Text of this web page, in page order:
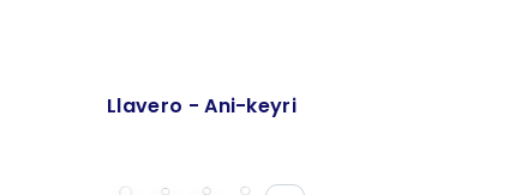
Llavero - Ani-keyri